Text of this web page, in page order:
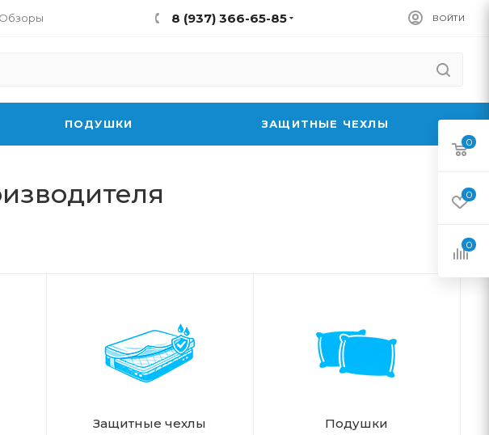
Обзоры 8 (937) 366-65-85 ВОЙТИ
ПОДУШКИ ЗАЩИТНЫЕ ЧЕХЛЫ
Защитные чехлы Подушки
0
0
0